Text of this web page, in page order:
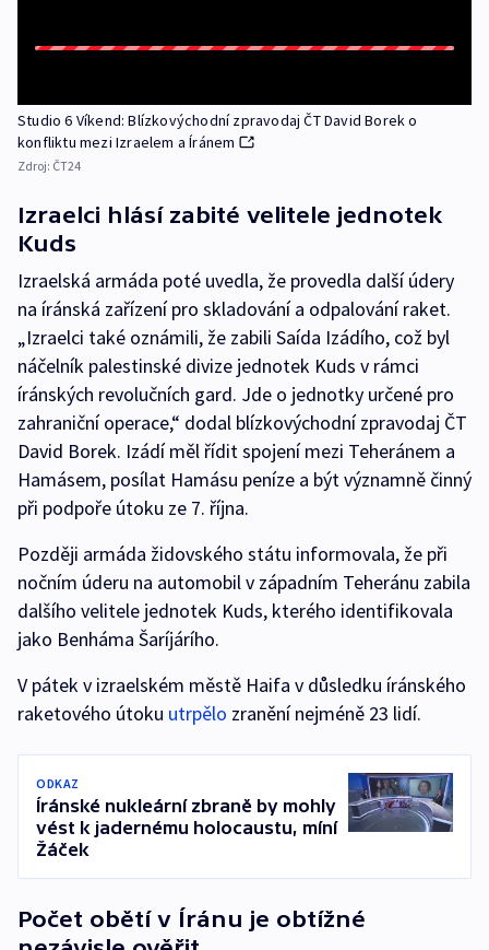
Studio 6 Víkend: Blízkovýchodní zpravodaj ČT David Borek o
konfliktu mezi Izraelem a Íránem
Zdroj: ČT24
Izraelci hlásí zabité velitele jednotek
Kuds
Izraelská armáda poté uvedla, že provedla další údery
na íránská zařízení pro skladování a odpalování raket.
„Izraelci také oznámili, že zabili Saída Izádího, což byl
náčelník palestinské divize jednotek Kuds v rámci
íránských revolučních gard. Jde o jednotky určené pro
zahraniční operace,“ dodal blízkovýchodní zpravodaj ČT
David Borek. Izádí měl řídit spojení mezi Teheránem a
Hamásem, posílat Hamásu peníze a být významně činný
při podpoře útoku ze 7. října.
Později armáda židovského státu informovala, že při
nočním úderu na automobil v západním Teheránu zabila
dalšího velitele jednotek Kuds, kterého identifikovala
jako Benháma Šaríjárího.
V pátek v izraelském městě Haifa v důsledku íránského
raketového útoku utrpělo zranění nejméně 23 lidí.
ODKAZ
Íránské nukleární zbraně by mohly
vést k jadernému holocaustu, míní
Žáček
Počet obětí v Íránu je obtížné